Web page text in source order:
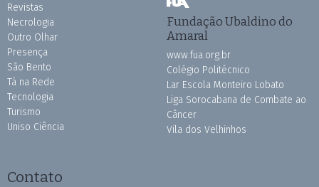
Revistas
Necrologia
Outro Olhar
Presença
São Bento
Tá na Rede
Tecnologia
Turismo
Uniso Ciência
Fundação Ubaldino do
Amaral
www.fua.org.br
Colégio Politécnico
Lar Escola Monteiro Lobato
Liga Sorocabana de Combate ao
Câncer
Vila dos Velhinhos
Contato